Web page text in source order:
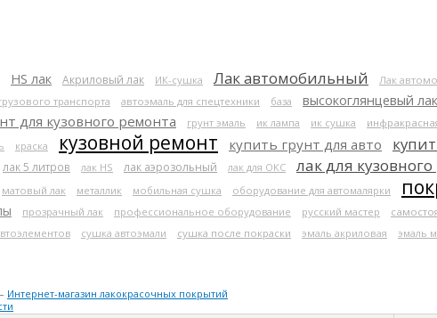
HS лак Акриловый лак ИК-сушка Лак автомобильный Лак
транспорта автоэмаль для спецтехники база высокоглянцевый
для кузовного ремонта грунт эмаль ик лампа ик сушка
краска кузовной ремонт купить грунт для авто
лак 5 литров лак HS лак аэрозольный лак для ОКС лак для
матовый лак металлик мобильная сушка оборудование для автомалярки
прозрачный лак профессиональное оборудование русский мастер
сушка автоэмали сушка после покраски эмаль акриловая эмаль
Интернет-магазин лакокрасочных покрытий